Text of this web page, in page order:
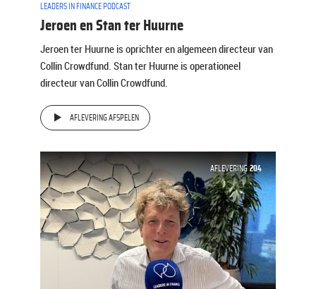
LEADERS IN FINANCE PODCAST
Jeroen en Stan ter Huurne
Jeroen ter Huurne is oprichter en algemeen directeur van
Collin Crowdfund. Stan ter Huurne is operationeel
directeur van Collin Crowdfund.
AFLEVERING AFSPELEN
AFLEVERING 204